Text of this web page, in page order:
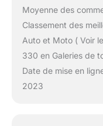
Moyenne des
Classement des
Auto et Moto ( Voir
330 en Galeries de
Date de mise en
2023